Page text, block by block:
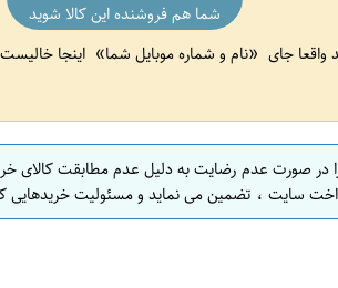
شما هم فروشنده این کالا شوید
واقعا جای
نام و شماره موبایل شما اینجا خالیست
در صورت عدم رضایت به دلیل عدم مطابقت
سایت ، تضمین می نماید و مسئولیت خریدهایی